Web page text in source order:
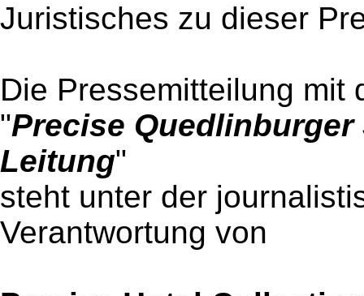
Juristisches zu dieser
Die Pressemitteilung mit
"Precise
Leitung"
steht unter der
Verantwortung von